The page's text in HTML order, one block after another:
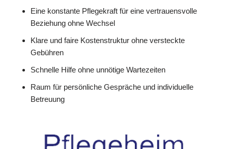
Eine konstante Pflegekraft für eine vertrauensvolle
Beziehung ohne Wechsel
Klare und faire Kostenstruktur ohne versteckte
Gebühren
Schnelle Hilfe ohne unnötige Wartezeiten
Raum für persönliche Gespräche und individuelle
Betreuung